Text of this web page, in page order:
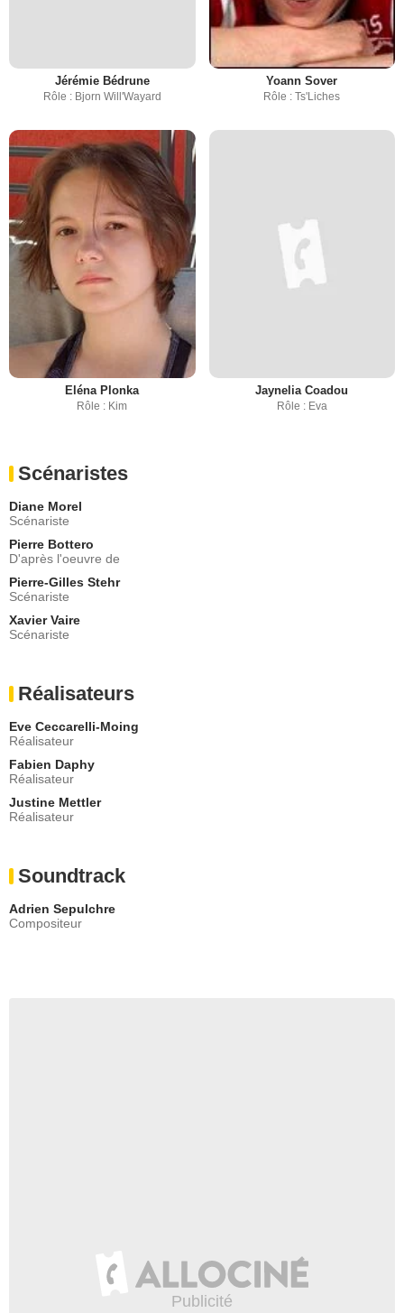
Jérémie Bédrune
Rôle : Bjorn Will'Wayard
Yoann Sover
Rôle : Ts'Liches
Eléna Plonka
Rôle : Kim
Jaynelia Coadou
Rôle : Eva
Scénaristes
Diane Morel
Scénariste
Pierre Bottero
D'après l'oeuvre de
Pierre-Gilles Stehr
Scénariste
Xavier Vaire
Scénariste
Réalisateurs
Eve Ceccarelli-Moing
Réalisateur
Fabien Daphy
Réalisateur
Justine Mettler
Réalisateur
Soundtrack
Adrien Sepulchre
Compositeur